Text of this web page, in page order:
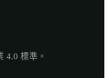
4.0 標準。